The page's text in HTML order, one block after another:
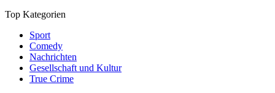
Top Kategorien
Sport
Comedy
Nachrichten
Gesellschaft und Kultur
True Crime